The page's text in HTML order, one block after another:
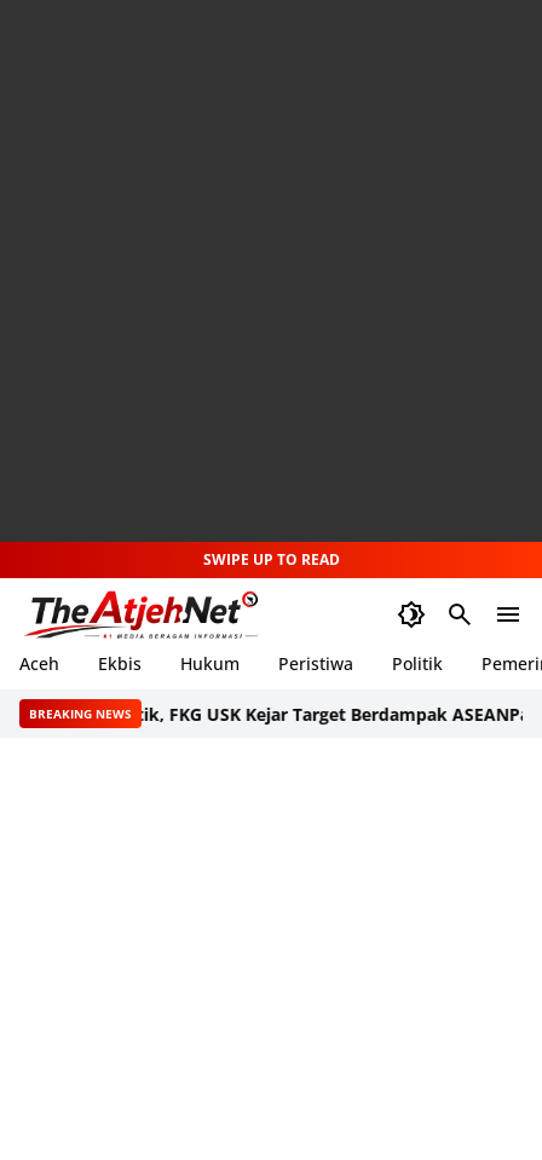
SWIPE UP TO READ
Aceh Ekbis Hukum Peristiwa Politik
BREAKING NEWS
Dilantik, FKG USK Kejar Target Berdampak ASEAN